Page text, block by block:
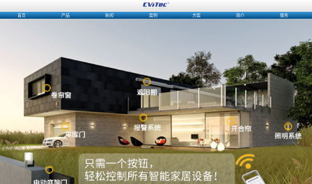
首页 产品 新闻 案例 方案 简介 服务